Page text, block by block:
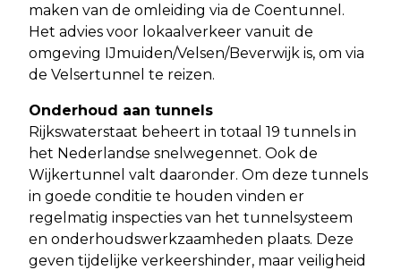
maken van de omleiding via de Coentunnel.
Het advies voor lokaalverkeer vanuit de
omgeving IJmuiden/Velsen/Beverwijk is, om via
de Velsertunnel te reizen.
Onderhoud aan tunnels
Rijkswaterstaat beheert in totaal 19 tunnels in
het Nederlandse snelwegennet. Ook de
Wijkertunnel valt daaronder. Om deze tunnels
in goede conditie te houden vinden er
regelmatig inspecties van het tunnelsysteem
en onderhoudswerkzaamheden plaats. Deze
geven tijdelijke verkeershinder, maar veiligheid